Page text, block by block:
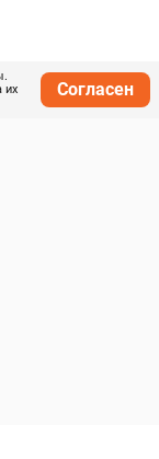
их
Согласен